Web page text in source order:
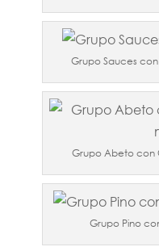
Grupo Sauces
Grupo Abeto con
Grupo Pino